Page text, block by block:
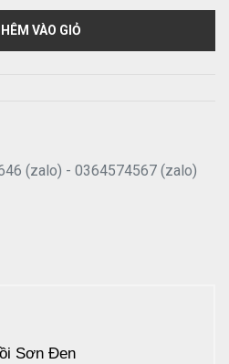
VÀO GIỎ
(zalo) - 0364574567 (zalo)
Sơn Đen